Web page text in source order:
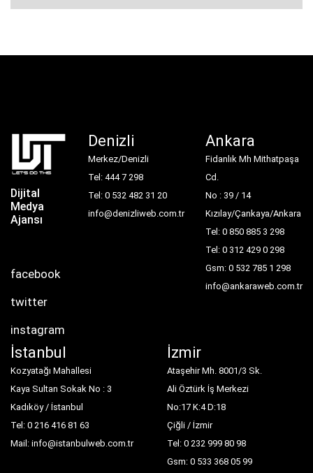
Dijital
Medya
Ajansı
facebook
twitter
instagram
Denizli
Merkez/Denizli
Tel: 444 7 298
Tel: 0 532 482 31 20
info@denizliweb.com.tr
Ankara
Fidanlık Mh Mithatpaşa
Cd.
No : 39 / 14
Kızılay/Çankaya/Ankara
Tel: 0 850 885 3 298
Tel: 0 312 429 0 298
Gsm: 0 532 785 1 298
info@ankaraweb.com.tr
İstanbul
Kozyatağı Mahallesi
Kaya Sultan Sokak No : 3
Kadıköy / İstanbul
Tel: 0 216 416 81 63
Mail: info@istanbulweb.com.tr
İzmir
Ataşehir Mh. 8001/3 Sk.
Ali Öztürk İş Merkezi
No:17 K:4 D:18
Çiğli / İzmir
Tel: 0 232 999 80 98
Gsm: 0 533 368 05 99